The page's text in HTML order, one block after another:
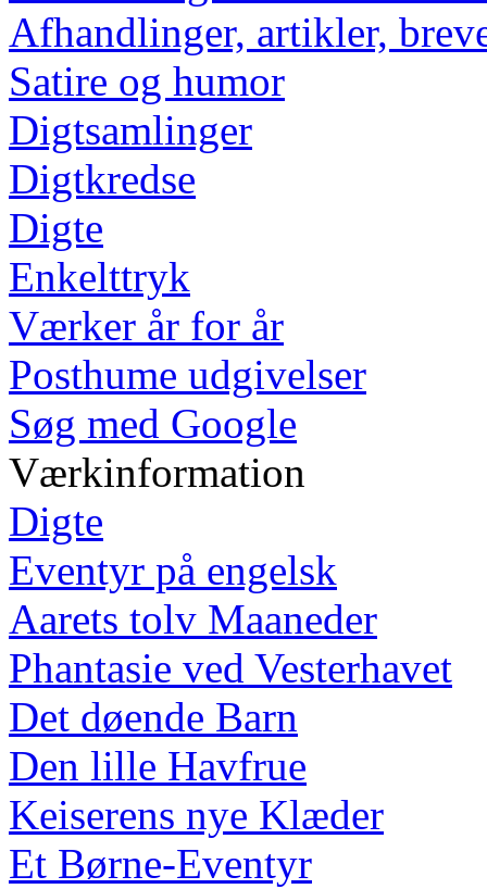
Afhandlinger, artikler,
Satire og humor
Digtsamlinger
Digtkredse
Digte
Enkelttryk
Værker år for år
Posthume udgivelser
Søg med Google
Værkinformation
Digte
Eventyr på engelsk
Aarets tolv Maaneder
Phantasie ved Vesterhavet
Det døende Barn
Den lille Havfrue
Keiserens nye Klæder
Et Børne-Eventyr